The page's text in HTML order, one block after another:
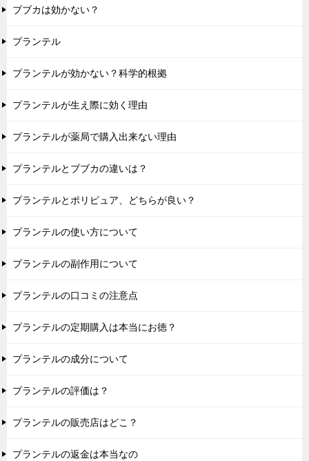
ブブカは効かない？
プランテル
プランテルが効かない？科学的根拠
プランテルが生え際に効く理由
プランテルが薬局で購入出来ない理由
プランテルとブブカの違いは？
プランテルとポリピュア、どちらが良い？
プランテルの使い方について
プランテルの副作用について
プランテルの口コミの注意点
プランテルの定期購入は本当にお徳？
プランテルの成分について
プランテルの評価は？
プランテルの販売店はどこ？
プランテルの返金は本当なの